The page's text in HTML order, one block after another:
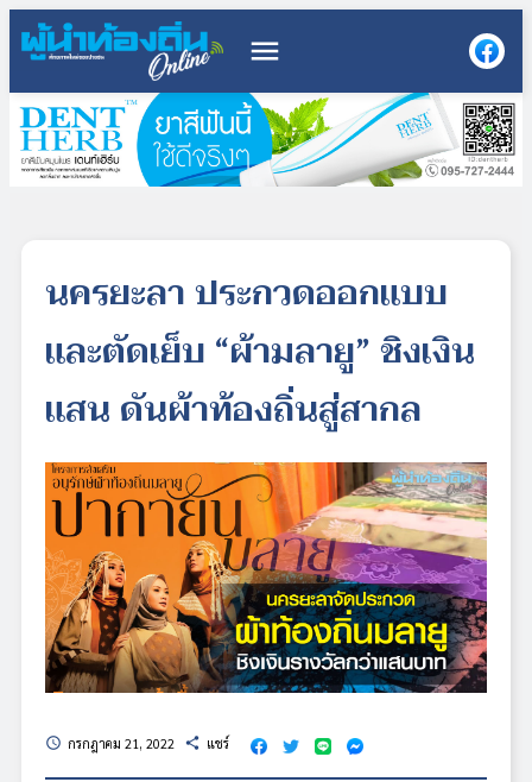
menu
นครยะลา ประกวดออกแบบ
และตัดเย็บ “ผ้ามลายู” ชิงเงิน
แสน ดันผ้าท้องถิ่นสู่สากล
schedule กรกฎาคม 21, 2022 share แชร์